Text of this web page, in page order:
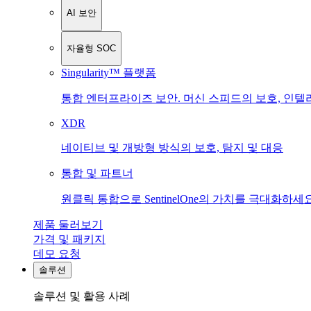
AI 보안
자율형 SOC
Singularity™ 플랫폼
통합 엔터프라이즈 보안. 머신 스피드의 보호, 인텔
XDR
네이티브 및 개방형 방식의 보호, 탐지 및 대응
통합 및 파트너
원클릭 통합으로 SentinelOne의 가치를 극대화하세
제품 둘러보기
가격 및 패키지
데모 요청
솔루션
솔루션 및 활용 사례